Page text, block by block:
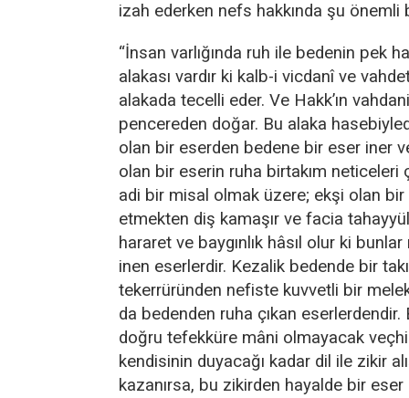
izah ederken nefs hakkında şu önemli
“İnsan varlığında ruh ile bedenin pek
alakası vardır ki kalb-i vicdanî ve
alakada tecelli eder. Ve Hakk’ın
pencereden doğar. Bu alaka
olan bir eserden bedene bir eser iner
olan bir eserin ruha birtakım neticeleri
adi bir misal olmak üzere; ekşi olan bir
etmekten diş kamaşır ve facia
hararet ve baygınlık hâsıl olur ki
inen eserlerdir. Kezalik bedende bir
tekerrüründen nefiste kuvvetli bir
da bedenden ruha çıkan
doğru tefekküre mâni olmayacak
kendisinin duyacağı kadar dil ile zikir
kazanırsa, bu zikirden hayalde bir